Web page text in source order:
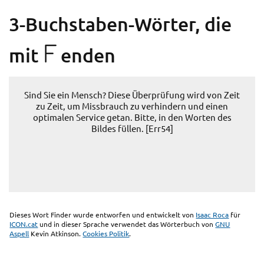
3-Buchstaben-Wörter, die
mit F enden
Sind Sie ein Mensch? Diese Überprüfung wird von Zeit
zu Zeit, um Missbrauch zu verhindern und einen
optimalen Service getan. Bitte, in den Worten des
Bildes füllen. [Err54]
Dieses Wort Finder wurde entworfen und entwickelt von Isaac Roca für
ICON.catund in dieser Sprache verwendet das Wörterbuch vonGNU
Aspell Kevin Atkinson.Cookies Politik.